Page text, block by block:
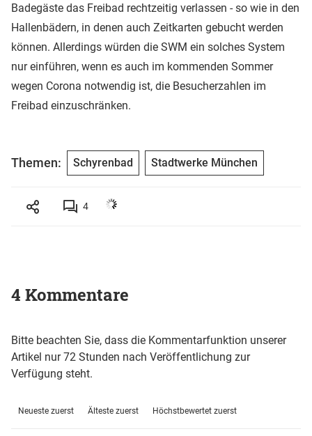
Badegäste das Freibad rechtzeitig verlassen - so wie in den
Hallenbädern, in denen auch Zeitkarten gebucht werden
können. Allerdings würden die SWM ein solches System
nur einführen, wenn es auch im kommenden Sommer
wegen Corona notwendig ist, die Besucherzahlen im
Freibad einzuschränken.
Themen: Schyrenbad Stadtwerke München
4
4 Kommentare
Bitte beachten Sie, dass die Kommentarfunktion unserer
Artikel nur 72 Stunden nach Veröffentlichung zur
Verfügung steht.
Neueste zuerst Älteste zuerst Höchstbewertet zuerst